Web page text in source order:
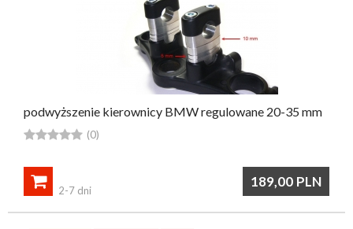
podwyższenie kierownicy BMW regulowane 20-35 mm
 (0)
189,00 PLN

2-7 dni